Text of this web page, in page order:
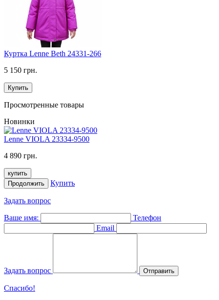
Куртка Lenne Beth 24331-266
5 150 грн.
Купить
Просмотренные товары
Новинки
Lenne VIOLA 23334-9500
4 890 грн.
купить
Продолжить
Купить
Задать вопрос
Ваше имя:
Телефон
Email
Задать вопрос Отправить
Спасибо!